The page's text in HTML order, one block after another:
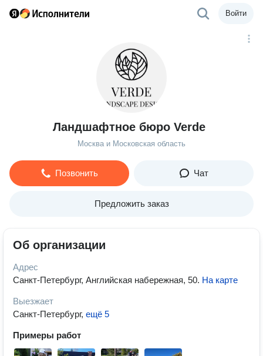
Войти
Ландшафтное бюро Verde
Москва и Московская область
Позвонить Чат
Предложить заказ
Об организации
Адрес
Санкт-Петербург, Английская набережная, 50. На карте
Выезжает
Санкт-Петербург, ещё 5
Примеры работ